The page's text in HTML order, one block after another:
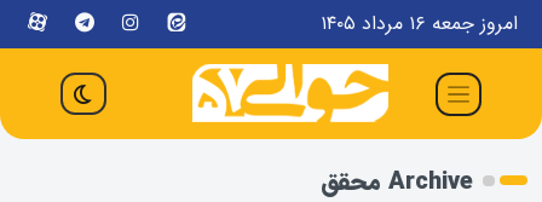
امروز جمعه ۱۶ مرداد ۱۴۰۵
Archive محقق